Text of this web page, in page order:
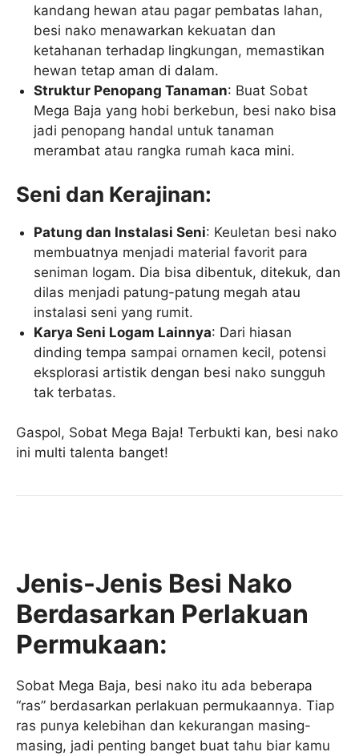
kandang hewan atau pagar pembatas lahan,
besi nako menawarkan kekuatan dan
ketahanan terhadap lingkungan, memastikan
hewan tetap aman di dalam.
Struktur Penopang Tanaman: Buat Sobat
Mega Baja yang hobi berkebun, besi nako bisa
jadi penopang handal untuk tanaman
merambat atau rangka rumah kaca mini.
Seni dan Kerajinan:
Patung dan Instalasi Seni: Keuletan besi nako
membuatnya menjadi material favorit para
seniman logam. Dia bisa dibentuk, ditekuk, dan
dilas menjadi patung-patung megah atau
instalasi seni yang rumit.
Karya Seni Logam Lainnya: Dari hiasan
dinding tempa sampai ornamen kecil, potensi
eksplorasi artistik dengan besi nako sungguh
tak terbatas.
Gaspol, Sobat Mega Baja! Terbukti kan, besi nako
ini multi talenta banget!
Jenis-Jenis Besi Nako
Berdasarkan Perlakuan
Permukaan:
Sobat Mega Baja, besi nako itu ada beberapa
“ras” berdasarkan perlakuan permukaannya. Tiap
ras punya kelebihan dan kekurangan masing-
masing, jadi penting banget buat tahu biar kamu